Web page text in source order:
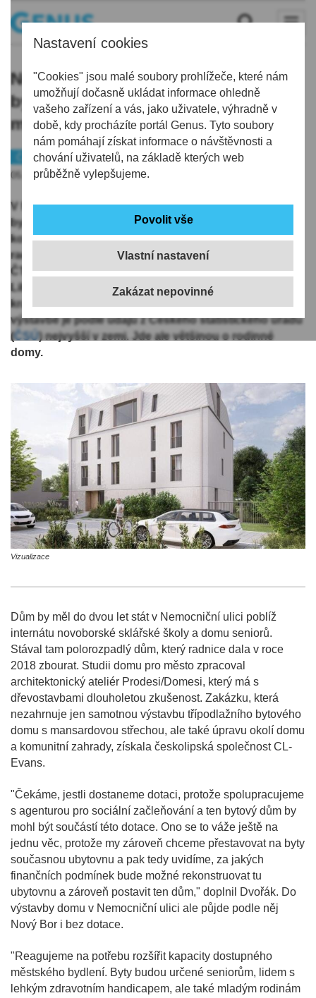
Nastavení cookies
"Cookies" jsou malé soubory prohlížeče, které nám
umožňují dočasně ukládat informace ohledně
vašeho zařízení a vás, jako uživatele, výhradně v
době, kdy procházíte portál Genus. Tyto soubory
nám pomáhají získat informace o návštěvnosti a
chování uživatelů, na základě kterých web
průběžně vylepšujeme.
Vlastní nastavení
Nový Bor připravuje výstavbu
bytového domu ze dřeva za 60
milionů korun
Bydlení
Českolipsko
Peníze
05.01.2026 | 12:22
V Novém Boru na Českolipsku připravují výstavbu
bytového domu ze dřeva, město přijde na 60 milionů
korun. V rozpočtu na letošní rok zatím stavba není,
radnice čeká, zda se podaří získat dotaci, řekl dnes
ČTK starosta Jaromír Dvořák (Starostové pro
Liberecký kraj). Podobné projekty zatím v Libereckém
kraji nejsou, i když podíl dřevostaveb na bytové
výstavbě je podle údajů z Českého statistického úřadu
(ČSÚ ) nejvyšší v zemi. Jde ale většinou o rodinné
domy.
Vizualizace
Dům by měl do dvou let stát v Nemocniční ulici poblíž
internátu novoborské sklářské školy a domu seniorů.
Stával tam polorozpadlý dům, který radnice dala v roce
2018 zbourat. Studii domu pro město zpracoval
architektonický ateliér Prodesi/Domesi, který má s
dřevostavbami dlouholetou zkušenost. Zakázku, která
nezahrnuje jen samotnou výstavbu třípodlažního bytového
domu s mansardovou střechou, ale také úpravu okolí domu
a komunitní zahrady, získala českolipská společnost CL-
Evans.
"Čekáme, jestli dostaneme dotaci, protože spolupracujeme
s agenturou pro sociální začleňování a ten bytový dům by
mohl být součástí této dotace. Ono se to váže ještě na
jednu věc, protože my zároveň chceme přestavovat na byty
současnou ubytovnu a pak tedy uvidíme, za jakých
finančních podmínek bude možné rekonstruovat tu
ubytovnu a zároveň postavit ten dům," doplnil Dvořák. Do
výstavby domu v Nemocniční ulici ale půjde podle něj
Nový Bor i bez dotace.
"Reagujeme na potřebu rozšířit kapacity dostupného
městského bydlení. Byty budou určené seniorům, lidem s
lehkým zdravotním handicapem, ale také mladým rodinám